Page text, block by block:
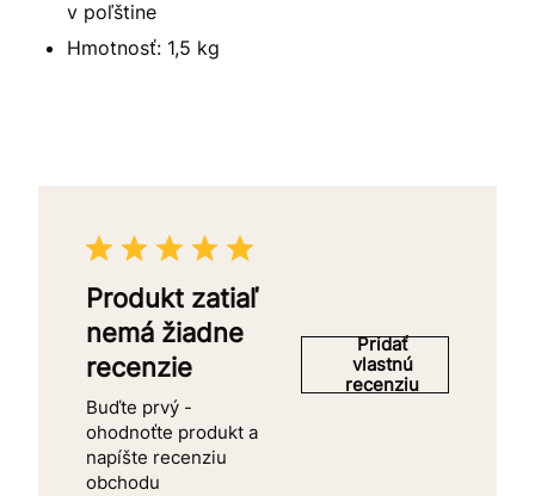
v poľštine
Hmotnosť: 1,5 kg
Produkt zatiaľ
nemá žiadne
recenzie
Buďte prvý -
ohodnoťte produkt a
napíšte recenziu
obchodu
Pridať
vlastnú
recenziu